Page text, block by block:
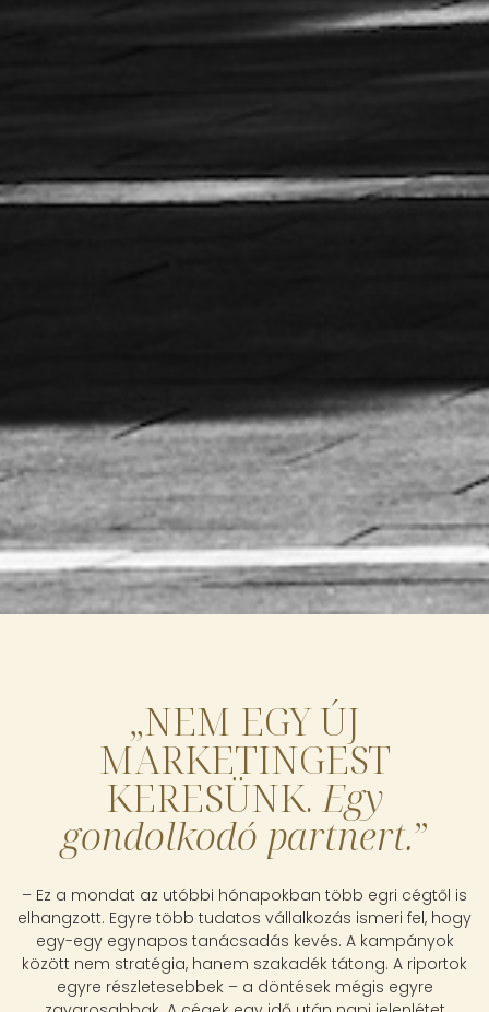
„NEM EGY ÚJ
MARKETINGEST
KERESÜNK.Egy
gondolkodó partnert.”
– Ez a mondat az utóbbi hónapokban több egri cégtől is
elhangzott. Egyre több tudatos vállalkozás ismeri fel, hogy
egy-egy egynapos tanácsadás kevés. A kampányok
között nem stratégia, hanem szakadék tátong. A riportok
egyre részletesebbek – a döntések mégis egyre